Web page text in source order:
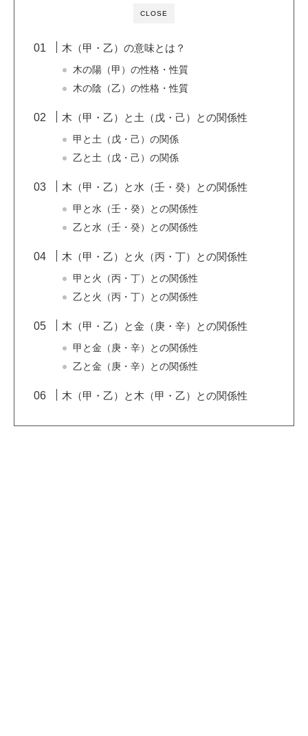
CLOSE
木（甲・乙）の意味とは？
木の陽（甲）の性格・性質
木の陰（乙）の性格・性質
木（甲・乙）と土（戊・己）との関係性
甲と土（戊・己）の関係
乙と土（戊・己）の関係
木（甲・乙）と水（壬・癸）との関係性
甲と水（壬・癸）との関係性
乙と水（壬・癸）との関係性
木（甲・乙）と火（丙・丁）との関係性
甲と火（丙・丁）との関係性
乙と火（丙・丁）との関係性
木（甲・乙）と金（庚・辛）との関係性
甲と金（庚・辛）との関係性
乙と金（庚・辛）との関係性
木（甲・乙）と木（甲・乙）との関係性